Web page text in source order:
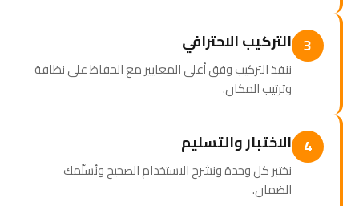
3 التركيب الاحترافي
ننفذ التركيب وفق أعلى المعايير مع الحفاظ على نظافة
وترتيب المكان.
4 الاختبار والتسليم
نختبر كل وحدة ونشرح الاستخدام الصحيح ونُسلّمك
الضمان.